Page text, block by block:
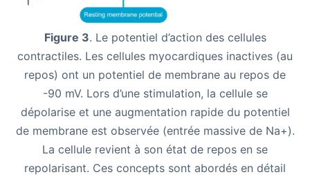
Figure 3. Le potentiel d’action des cellules
contractiles. Les cellules myocardiques inactives (au
repos) ont un potentiel de membrane au repos de
-90 mV. Lors d’une stimulation, la cellule se
dépolarise et une augmentation rapide du potentiel
de membrane est observée (entrée massive de Na+).
La cellule revient à son état de repos en se
repolarisant. Ces concepts sont abordés en détail